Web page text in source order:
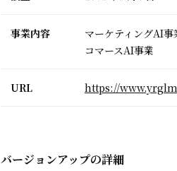
事業内容
マーケティングAI事
コマースAI事業
URL https://
バージョンアップの詳細